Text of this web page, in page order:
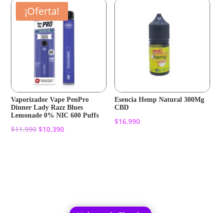
¡Oferta!
Vaporizador Vape PenPro
Dinner Lady Razz Blues
Lemonade 0% NIC 600 Puffs
$11.990El
$10.390El
Esencia Hemp Natural 300Mg
CBD
$16.990